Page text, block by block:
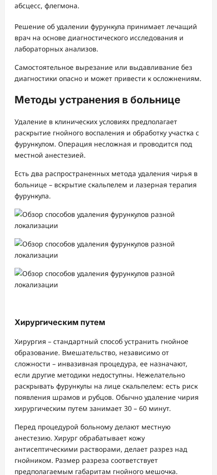
абсцесс, флегмона.
Решение об удалении фурункула принимает лечащий
врач на основе диагностического исследования и
лабораторных анализов.
Самостоятельное вырезание или выдавливание без
диагностики опасно и может привести к осложнениям.
Методы устранения в больнице
Удаление в клинических условиях предполагает
раскрытие гнойного воспаления и обработку участка с
фурункулом. Операция несложная и проводится под
местной анестезией.
Есть два распространенных метода удаления чирья в
больнице – вскрытие скальпелем и лазерная терапия
фурункула.
Хирургическим путем
Хирургия – стандартный способ устранить гнойное
образование. Вмешательство, независимо от
сложности – инвазивная процедура, ее назначают,
если другие методики недоступны. Нежелательно
раскрывать фурункулы на лице скальпелем: есть риск
появления шрамов и рубцов. Обычно удаление чирия
хирургическим путем занимает 30 – 60 минут.
Перед процедурой больному делают местную
анестезию. Хирург обрабатывает кожу
антисептическими растворами, делает разрез над
гнойником. Размер разреза соответствует
предполагаемым габаритам гнойного мешочка.